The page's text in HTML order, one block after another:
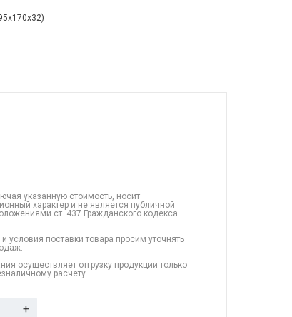
указанную стоимость, носит
характер и не является публичной
ст. 437 Гражданского кодекса
условия поставки товара просим уточнять
осуществляет отгрузку продукции только
расчету.
+